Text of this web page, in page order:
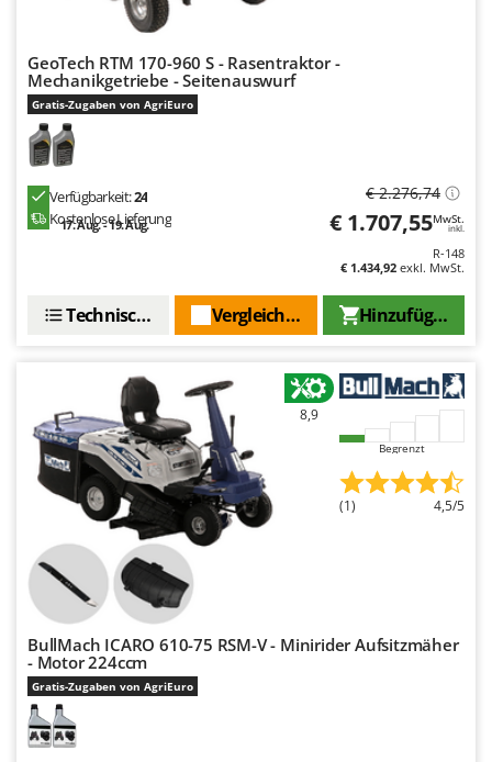
GeoTech RTM 170-960 S - Rasentraktor -
Mechanikgetriebe - Seitenauswurf
Gratis-Zugaben von AgriEuro
Verfügbarkeit:24
Kostenlose Lieferung
17. Aug. - 19. Aug.
€ 2.276,74
€ 1.707,55MwSt.
inkl.
R-148
€ 1.434,92 exkl. MwSt.
Hinzufügen
Vergleichen Sie
Technische Daten
8,9
Begrenzt
(1) 4,5/5
BullMach ICARO 610-75 RSM-V - Minirider Aufsitzmäher
- Motor 224ccm
Gratis-Zugaben von AgriEuro